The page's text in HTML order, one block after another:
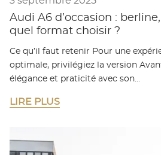
Audi A6 d’occasion :
quel format choisir ?
Ce qu’il faut retenir Pour une
optimale, privilégiez la version
élégance et praticité avec son…
LIRE PLUS